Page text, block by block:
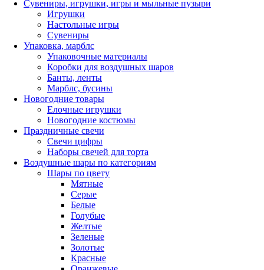
Сувениры, игрушки, игры и мыльные пузыри
Игрушки
Настольные игры
Сувениры
Упаковка, марблс
Упаковочные материалы
Коробки для воздушных шаров
Банты, ленты
Марблс, бусины
Новогодние товары
Елочные игрушки
Новогодние костюмы
Праздничные свечи
Свечи цифры
Наборы свечей для торта
Воздушные шары по категориям
Шары по цвету
Мятные
Серые
Белые
Голубые
Желтые
Зеленые
Золотые
Красные